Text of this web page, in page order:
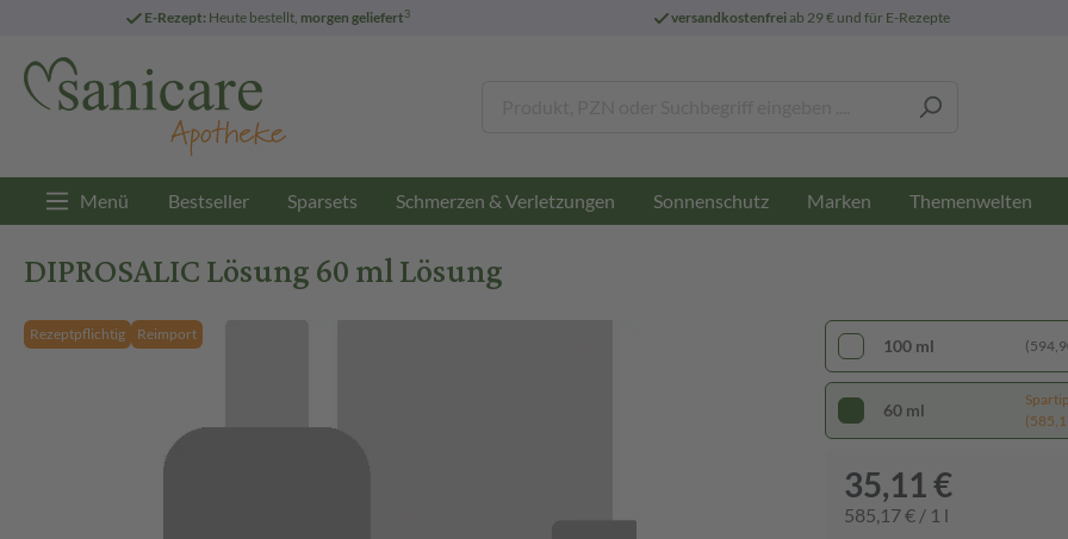
E-Rezept: Heute bestellt, morgen geliefert3 versandkostenfreiab 29 € und für E-Rezepte
Menü Bestseller Sparsets Schmerzen & Verletzungen Sonnenschutz Marken Themenwelten
DIPROSALIC Lösung 60 ml Lösung
Rezeptpflichtig Reimport
100 ml
60 ml
35,11 €
585,17 € / 1 l